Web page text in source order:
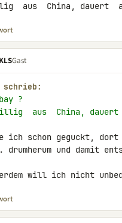
aus  China, dauert
KLSGast
schrieb:
?
aus  China,
ich schon geguckt, dort
drumherum und damit
will ich nicht